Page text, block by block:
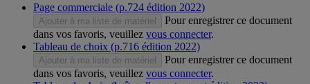
Page commerciale (p.724 édition 2022)
Ajouter à ma liste de matériel
Pour enregistrer ce document
dans vos favoris, veuillez vous connecter.
Tableau de choix (p.716 édition 2022)
Ajouter à ma liste de matériel
Pour enregistrer ce document
dans vos favoris, veuillez vous connecter.